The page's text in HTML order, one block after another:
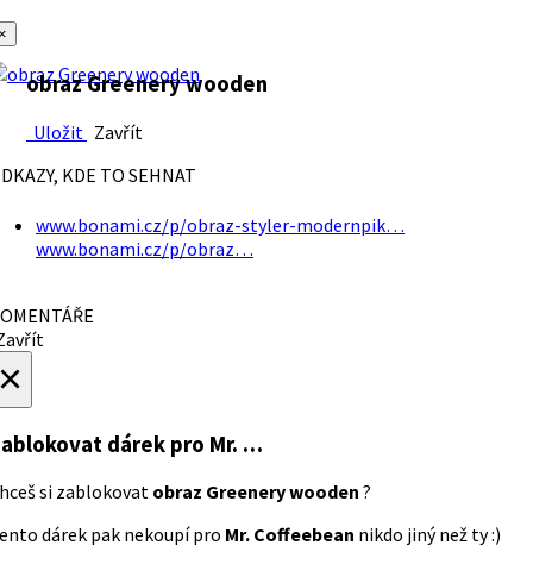
obraz Greenery wooden
Uložit Zavřít
KDE TO SEHNAT
www.bonami.cz/p/obraz-styler-modernpik…
www.bonami.cz/p/obraz…
dárek pro Mr. …
si zablokovat obraz Greenery wooden ?
dárek pak nekoupí pro Mr. Coffeebean nikdo jiný než ty :)